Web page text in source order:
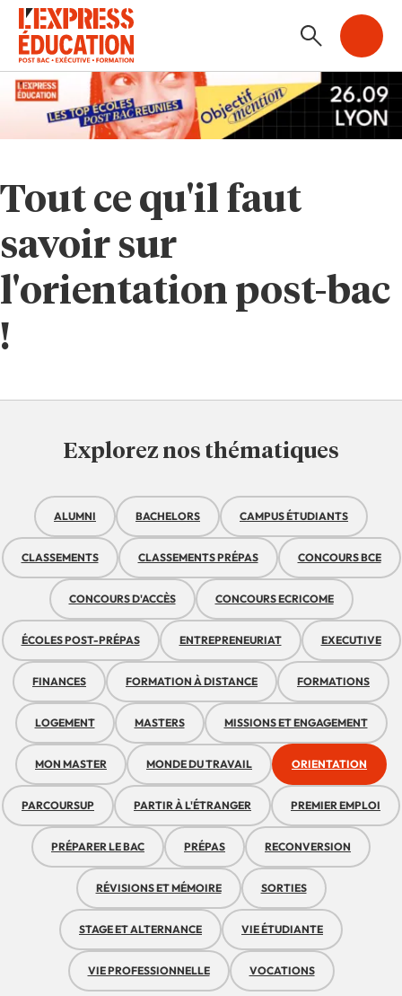
Tout ce qu'il faut
savoir sur
l'orientation post-bac
!
Explorez nos thématiques
ALUMNI BACHELORS CAMPUS ÉTUDIANTS
CLASSEMENTS CLASSEMENTS PRÉPAS CONCOURS BCE
CONCOURS D'ACCÈS CONCOURS ECRICOME
ÉCOLES POST-PRÉPAS ENTREPRENEURIAT EXECUTIVE
FINANCES FORMATION À DISTANCE FORMATIONS
LOGEMENT MASTERS MISSIONS ET ENGAGEMENT
MON MASTER MONDE DU TRAVAIL ORIENTATION
PARCOURSUP PARTIR À L'ÉTRANGER PREMIER EMPLOI
PRÉPARER LE BAC PRÉPAS RECONVERSION
RÉVISIONS ET MÉMOIRE SORTIES
STAGE ET ALTERNANCE VIE ÉTUDIANTE
VIE PROFESSIONNELLE VOCATIONS